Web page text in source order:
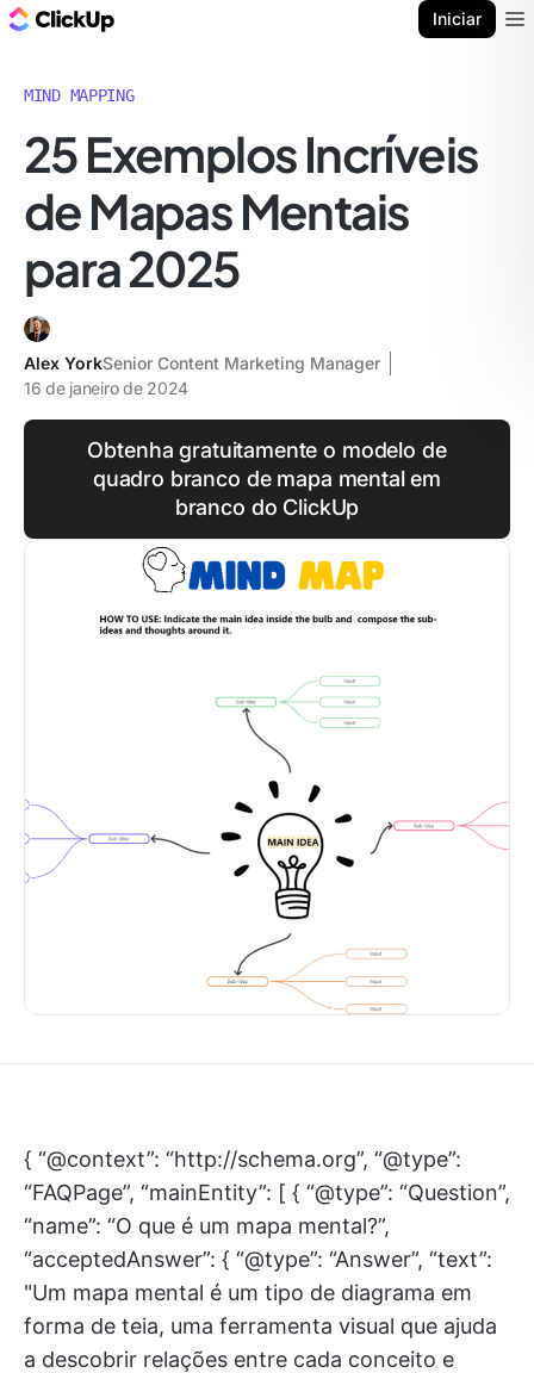
Iniciar
MIND MAPPING
25 Exemplos Incríveis
de Mapas Mentais
para 2025
Alex YorkSenior Content Marketing Manager
16 de janeiro de 2024
Obtenha gratuitamente o modelo de
quadro branco de mapa mental em
branco do ClickUp
{ “@context”: “http://schema.org”, “@type”:
“FAQPage”, “mainEntity”: [ { “@type”: “Question”,
“name”: “O que é um mapa mental?”,
“acceptedAnswer”: { “@type”: “Answer”, “text”:
"Um mapa mental é um tipo de diagrama em
forma de teia, uma ferramenta visual que ajuda
a descobrir relações entre cada conceito e